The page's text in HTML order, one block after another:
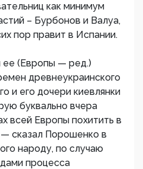
как минимум
– Бурбонов и Валуа,
пор правит в Испании.
ее (Европы — ред.)
древнеукраинского
и его дочери киевлянки
буквально вчера
всей Европы похитить в
сказал Порошенко в
народу, по случаю
процесса